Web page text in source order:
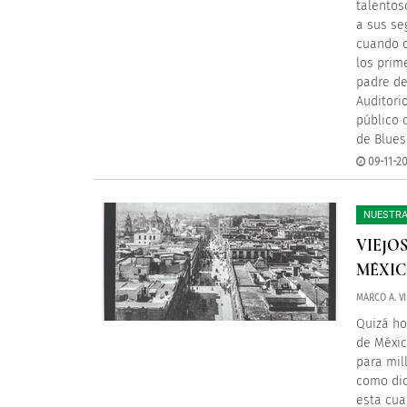
a sus
cuando
los
padre
público
de
09-11-
MARCO A.
Quizá
de
para
como
esta